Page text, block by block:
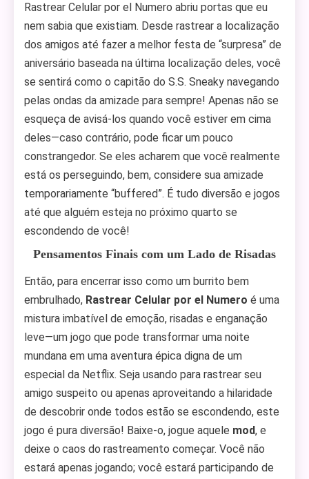
Rastrear Celular por el Numero abriu portas que eu
nem sabia que existiam. Desde rastrear a localização
dos amigos até fazer a melhor festa de “surpresa” de
aniversário baseada na última localização deles, você
se sentirá como o capitão do S.S. Sneaky navegando
pelas ondas da amizade para sempre! Apenas não se
esqueça de avisá-los quando você estiver em cima
deles—caso contrário, pode ficar um pouco
constrangedor. Se eles acharem que você realmente
está os perseguindo, bem, considere sua amizade
temporariamente “buffered”. É tudo diversão e jogos
até que alguém esteja no próximo quarto se
escondendo de você!
Pensamentos Finais com um Lado de Risadas
Então, para encerrar isso como um burrito bem
embrulhado, Rastrear Celular por el Numero é uma
mistura imbatível de emoção, risadas e enganação
leve—um jogo que pode transformar uma noite
mundana em uma aventura épica digna de um
especial da Netflix. Seja usando para rastrear seu
amigo suspeito ou apenas aproveitando a hilaridade
de descobrir onde todos estão se escondendo, este
jogo é pura diversão! Baixe-o, jogue aquele mod, e
deixe o caos do rastreamento começar. Você não
estará apenas jogando; você estará participando de